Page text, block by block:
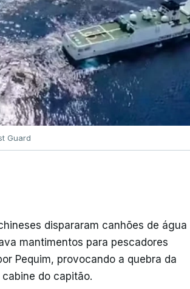
Guard
dispararam canhões de água
mantimentos para pescadores
Pequim, provocando a quebra da
do capitão.